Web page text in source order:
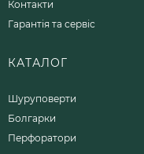
Контакти
Гарантія та сервіс
КАТАЛОГ
Шуруповерти
Болгарки
Перфоратори